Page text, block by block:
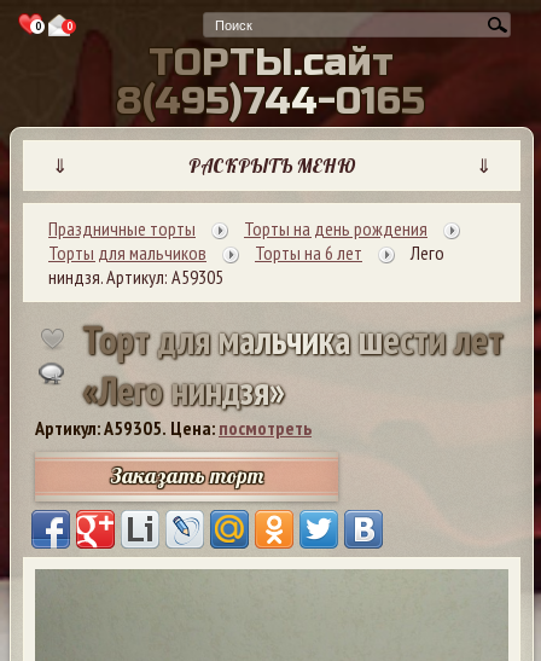
0 0
ТОРТЫ.сайт
8(495)744-0165
⇓ РАСКРЫТЬ МЕНЮ ⇓
Праздничные торты
Торты на день рождения
Торты для мальчиков
Торты на 6 лет
Лего
ниндзя. Артикул: А59305
Тортдлямальчикашестилет
«Легониндзя»
Артикул: A59305. Цена: посмотреть
Заказать торт